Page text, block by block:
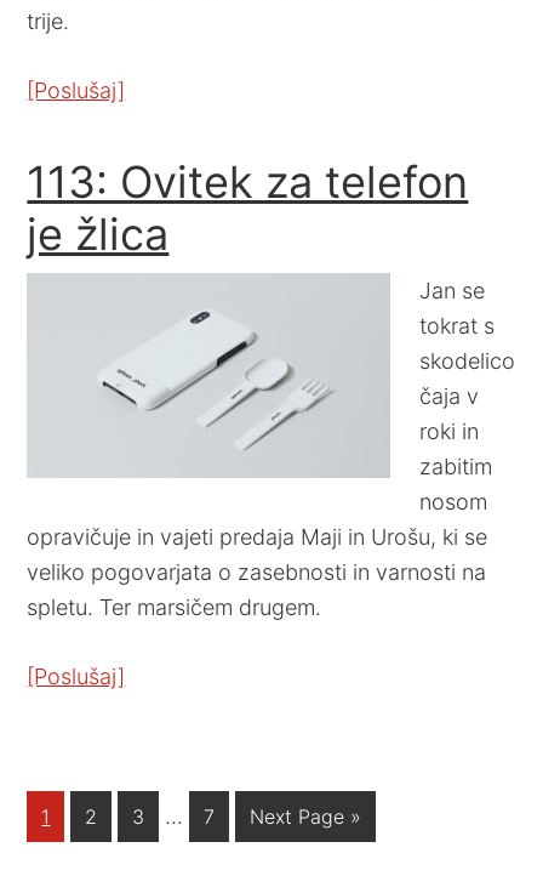
trije.
[Poslušaj]
113: Ovitek za telefon
je žlica
Jan se
tokrat s
skodelico
čaja v
roki in
zabitim
nosom
opravičuje in vajeti predaja Maji in Urošu, ki se
veliko pogovarjata o zasebnosti in varnosti na
spletu. Ter marsičem drugem.
[Poslušaj]
1 2 3 … 7 Next Page »